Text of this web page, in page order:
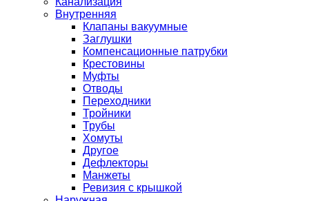
Внутренняя
Клапаны вакуумные
Заглушки
Компенсационные патрубки
Крестовины
Муфты
Отводы
Переходники
Тройники
Трубы
Хомуты
Другое
Дефлекторы
Манжеты
Ревизия с крышкой